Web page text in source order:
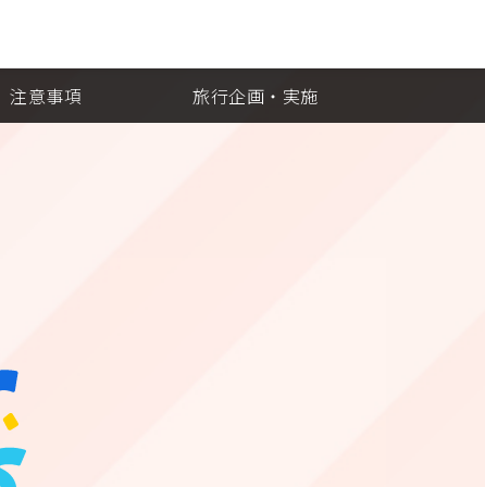
注意事項 旅行企画・実施